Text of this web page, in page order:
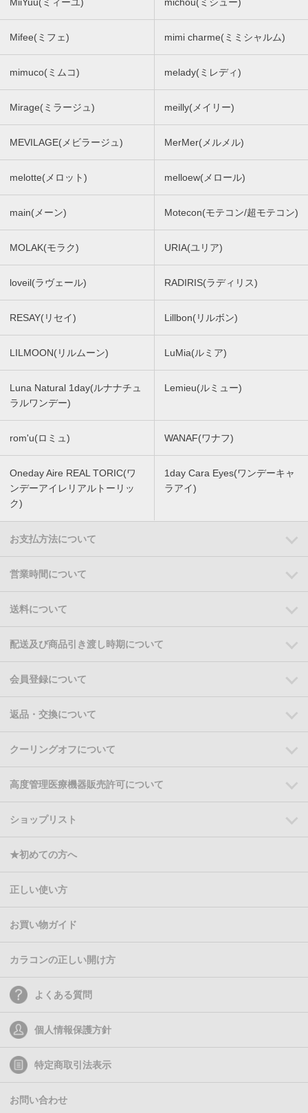
Mifee(ミフェ) mimi charme(ミミシャルム)
mimuco(ミムコ) melady(ミレディ)
Mirage(ミラージュ) meilly(メイリー)
MEVILAGE(メビラージュ) MerMer(メルメル)
melotte(メロット) melloew(メロール)
main(メーン) Motecon(モテコン/超モテコン)
MOLAK(モラク) URIA(ユリア)
loveil(ラヴェール) RADIRIS(ラディリス)
RESAY(リセイ) Lillbon(リルボン)
LILMOON(リルムーン) LuMia(ルミア)
Luna Natural 1day(ルナナチュ
ラルワンデー)
Lemieu(ルミュー)
rom'u(ロミュ) WANAF(ワナフ)
Oneday Aire REAL TORIC(ワ
ンデーアイレリアルトーリッ
ク)
1day Cara Eyes(ワンデーキャ
ラアイ)
お支払方法について
営業時間について
送料について
配送及び商品引き渡し時期について
会員登録について
返品・交換について
クーリングオフについて
高度管理医療機器販売許可について
ショップリスト
★初めての方へ
正しい使い方
お買い物ガイド
カラコンの正しい開け方
よくある質問
個人情報保護方針
特定商取引法表示
お問い合わせ